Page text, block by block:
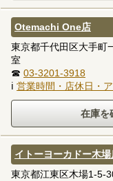
Otemachi One店
東京都千代田区大手町
室
☎ 03-3201-3918
ℹ 営業時間・店休日・
イトーヨーカドー木場
東京都江東区木場1-5-